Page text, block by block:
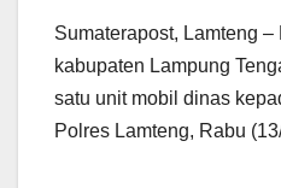
Sumaterapost, Lamteng –
kabupaten Lampung
satu unit mobil dinas
Polres Lamteng, Rabu